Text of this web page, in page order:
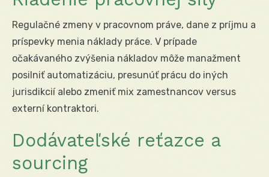
Regulačné zmeny v pracovnom práve, dane z príjmu a
príspevky menia náklady práce. V prípade
očakávaného zvýšenia nákladov môže manažment
posilniť automatizáciu, presunúť prácu do iných
jurisdikcií alebo zmeniť mix zamestnancov versus
externí kontraktori.
Dodávateľské reťazce a
sourcing